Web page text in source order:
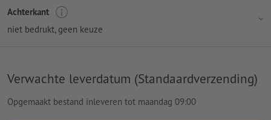
Achterkant
niet bedrukt, geen keuze
Verwachte leverdatum (Standaardverzending)
Opgemaakt bestand inleveren tot maandag 09:00